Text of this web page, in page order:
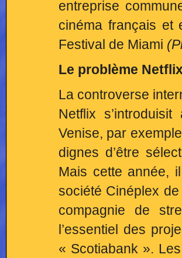
entreprise
cinéma français et
Festival de Miami
Le problème
La controverse
Netflix
Venise, par
dignes d’être
Mais cette année,
société Cinéplex
compagnie de
l’essentiel des
« Scotiabank ».